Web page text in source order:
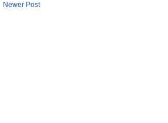
Newer Post